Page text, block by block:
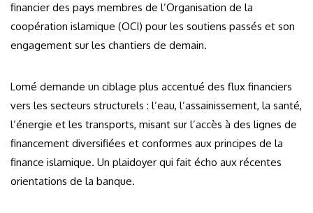
financier des pays membres de l’Organisation de la
coopération islamique (OCI) pour les soutiens passés et son
engagement sur les chantiers de demain.
Lomé demande un ciblage plus accentué des flux financiers
vers les secteurs structurels : l’eau, l’assainissement, la santé,
l’énergie et les transports, misant sur l’accès à des lignes de
financement diversifiées et conformes aux principes de la
finance islamique. Un plaidoyer qui fait écho aux récentes
orientations de la banque.